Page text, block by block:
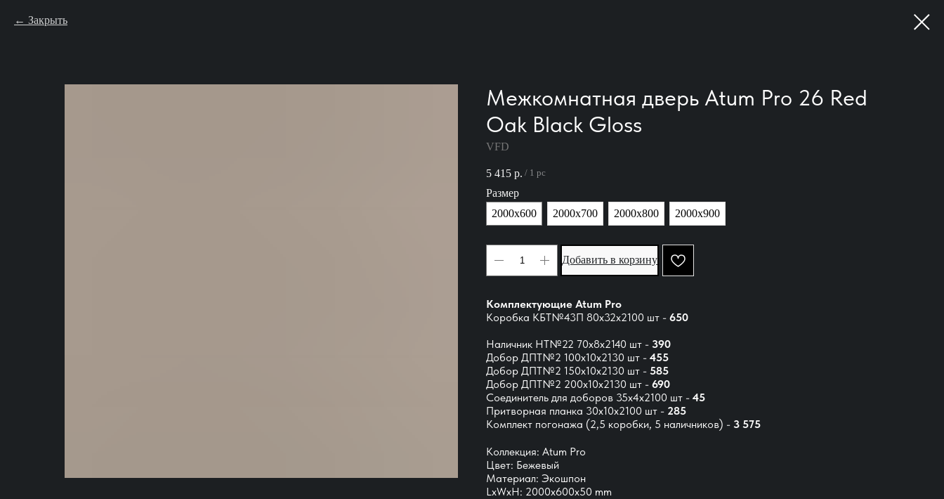
Закрыть
Межкомнатная дверь Atum Pro 26 Red
Oak Black Gloss
VFD
5 415 р. / 1 pc
Размер
2000х600
2000х700 2000х800 2000х900
Добавить в корзину
Комплектующие Atum Pro
Коробка КБТ№43П 80х32х2100 шт - 650
Наличник НТ№22 70х8х2140 шт - 390
Добор ДПТ№2 100х10х2130 шт - 455
Добор ДПТ№2 150х10х2130 шт - 585
Добор ДПТ№2 200х10х2130 шт - 690
Соединитель для доборов 35х4х2100 шт - 45
Притворная планка 30х10х2100 шт - 285
Комплект погонажа (2,5 коробки, 5 наличников) - 3 575
Коллекция: Atum Pro
Цвет: Бежевый
Материал: Экошпон
LxWxH: 2000x600x50 mm